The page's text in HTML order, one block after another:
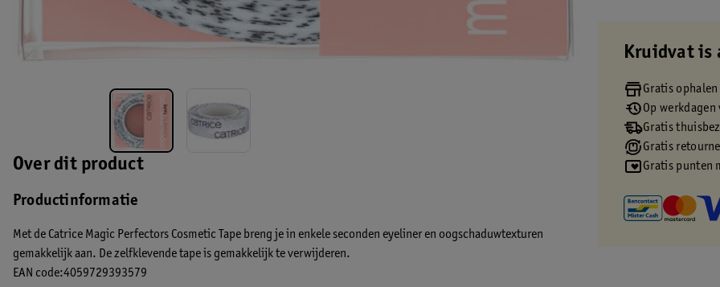
Over dit product
Productinformatie
Met de Catrice Magic Perfectors Cosmetic Tape breng je in enkele seconden eyeliner en oogschaduwtexturen
gemakkelijk aan. De zelfklevende tape is gemakkelijk te verwijderen.
EAN code:4059729393579
Kruidvat is
Gratis
Op
Gratis
Gratis
Gratis punten